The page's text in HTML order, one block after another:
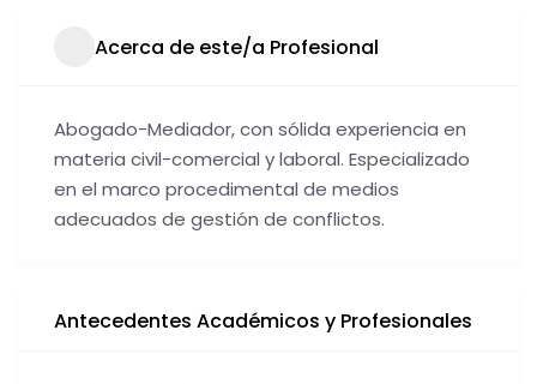
Acerca de este/a Profesional
Abogado-Mediador, con sólida experiencia en
materia civil-comercial y laboral. Especializado
en el marco procedimental de medios
adecuados de gestión de conflictos.
Antecedentes Académicos y Profesionales